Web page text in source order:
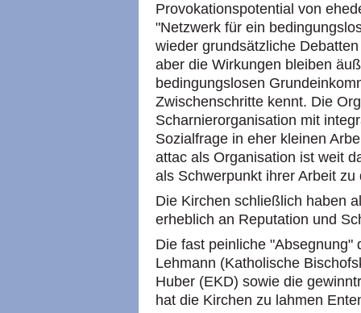
Provokationspotential von
"Netzwerk für ein
wieder grundsätzliche
aber die Wirkungen bleiben
bedingungslosen
Zwischenschritte kennt. Die
Scharnierorganisation mit
Sozialfrage in eher kleinen
attac als Organisation ist weit
als Schwerpunkt ihrer Arbeit zu
Die Kirchen schließlich haben
erheblich an Reputation und
Die fast peinliche
Lehmann (Katholische
Huber (EKD) sowie die
hat die Kirchen zu lahmen